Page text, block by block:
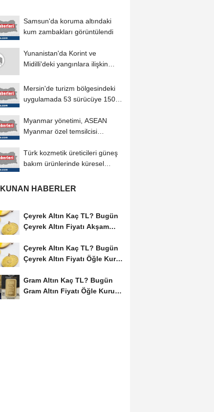
Samsun'da koruma altındaki
kum zambakları görüntülendi
Yunanistan'da Korint ve
Midilli'deki yangınlara ilişkin
Mersin'de turizm bölgesindeki
uygulamada 53 sürücüye 150
Myanmar yönetimi, ASEAN
Myanmar özel temsilcisi
sürdürülmesine...
Türk kozmetik üreticileri güneş
bakım ürünlerinde küresel
HABERLER
Çeyrek Altın Kaç TL? Bugün
Çeyrek Altın Fiyatı Akşam
Çeyrek Altın Kaç TL? Bugün
Çeyrek Altın Fiyatı Öğle Kuru
Gram Altın Kaç TL? Bugün
Gram Altın Fiyatı Öğle Kuru